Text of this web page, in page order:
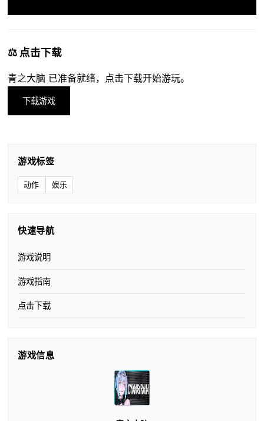
⚖️ 点击下载
青之大脑 已准备就绪，点击下载开始游玩。
下载游戏
游戏标签
动作 娱乐
快速导航
游戏说明
游戏指南
点击下载
游戏信息